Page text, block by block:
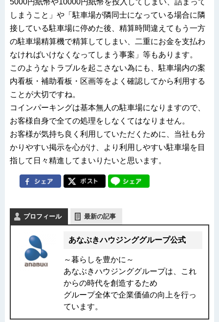
しまうこと」や「駐車場が隣同士になっている場合に隣
接している駐車場に停めた後、精算時間違えてもう一方
の駐車場精算機で精算してしまい、二重にお金を支払わ
なければいけなくなってしまう事案」等もあります。
このようなトラブルを起こさない為にも、駐車場内の案
内看板・補助看板・区画等をよく確認してから利用する
ことが大切ですね。
コインパーキングは基本無人の駐車場になりますので、
お客様自身で全ての処理をしなくてはなりません。
お客様が気持ち良く利用していただくために、当社も分
かりやすい掲示を心がけ、より利用しやすい駐車場を目
指して日々精進してまいりたいと思います。
プロフィール 最新の記事
あなぶきハウジンググループ公式
～暮らしを豊かに～
あなぶきハウジンググループは、これ
からの時代を創造するため
グループ全体で企業価値の向上を行っ
ています。